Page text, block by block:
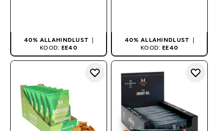
40% ALLAHINDLUST
|
KOOD: EE40
40% ALLAHINDLUST
|
KOOD: EE40